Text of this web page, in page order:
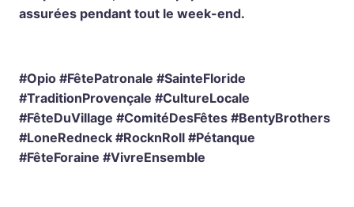
assurées pendant tout le week-end.
#Opio #FêtePatronale #SainteFloride
#TraditionProvençale #CultureLocale
#FêteDuVillage #ComitéDesFêtes #BentyBrothers
#LoneRedneck #RocknRoll #Pétanque
#FêteForaine #VivreEnsemble